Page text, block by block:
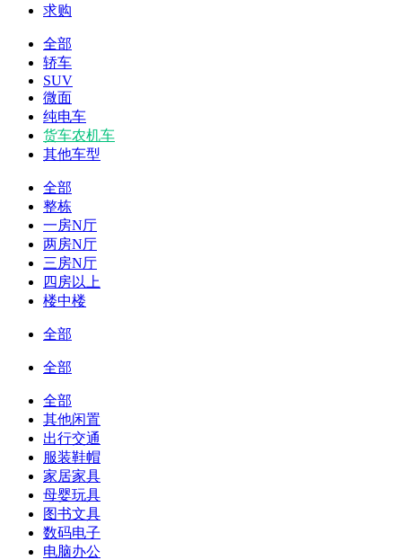
求购
全部
轿车
SUV
微面
纯电车
货车农机车
其他车型
全部
整栋
一房N厅
两房N厅
三房N厅
四房以上
楼中楼
全部
全部
全部
其他闲置
出行交通
服装鞋帽
家居家具
母婴玩具
图书文具
数码电子
电脑办公